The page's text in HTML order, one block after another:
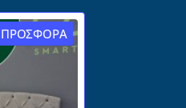
ΠΡΟΣΦΟΡΆ